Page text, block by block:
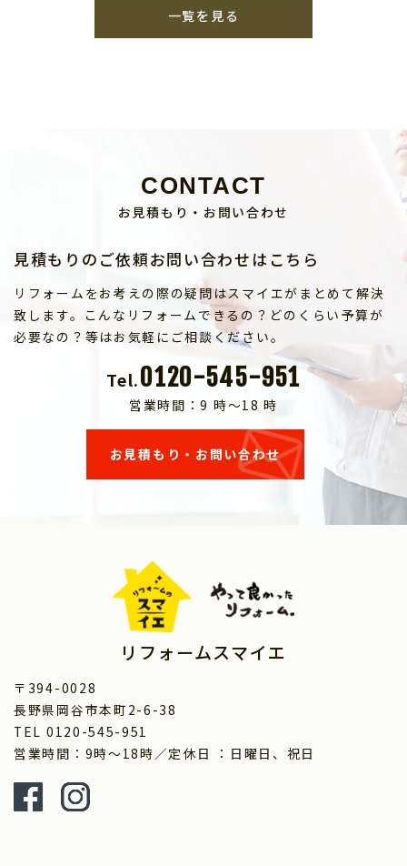
一覧を見る
CONTACT
お見積もり・お問い合わせ
見積もりのご依頼お問い合わせはこちら
リフォームをお考えの際の疑問はスマイエがまとめて解決
致します。こんなリフォームできるの？どのくらい予算が
必要なの？等はお気軽にご相談ください。
Tel.0120-545-951
営業時間：9 時～18 時
お見積もり・お問い合わせ
リフォームスマイエ
〒394-0028
長野県岡谷市本町2-6-38
TEL 0120-545-951
営業時間：9時～18時／定休日 ：日曜日、祝日